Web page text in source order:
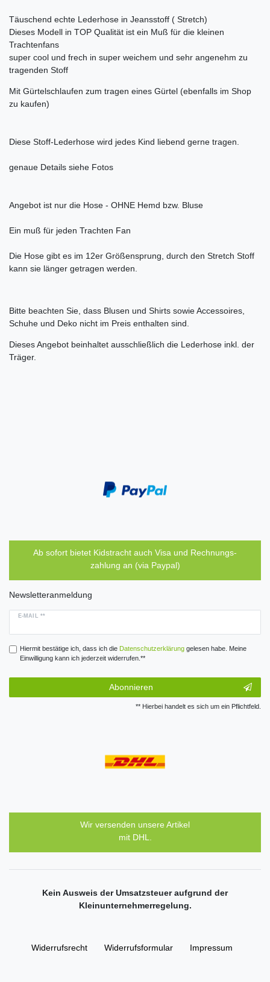
Täuschend echte Lederhose in Jeansstoff ( Stretch)
Dieses Modell in TOP Qualität ist ein Muß für die kleinen
Trachtenfans
super cool und frech in super weichem und sehr angenehm zu
tragenden Stoff
Mit Gürtelschlaufen zum tragen eines Gürtel (ebenfalls im Shop
zu kaufen)
Diese Stoff-Lederhose wird jedes Kind liebend gerne tragen.
genaue Details siehe Fotos
Angebot ist nur die Hose - OHNE Hemd bzw. Bluse
Ein muß für jeden Trachten Fan
Die Hose gibt es im 12er Größensprung, durch den Stretch Stoff
kann sie länger getragen werden.
Bitte beachten Sie, dass Blusen und Shirts sowie Accessoires,
Schuhe und Deko nicht im Preis enthalten sind.
Dieses Angebot beinhaltet ausschließlich die Lederhose inkl. der
Träger.
Ab sofort bietet Kidstracht auch Visa und Rechnungs-
zahlung an (via Paypal)
Newsletteranmeldung
E-MAIL **
Hiermit bestätige ich, dass ich die Daten­schutz­erklärunggelesen habe. Meine
Einwilligung kann ich jederzeit widerrufen.**
Abonnieren
** Hierbei handelt es sich um ein Pflichtfeld.
Wir versenden unsere Artikel
mit DHL.
Kein Ausweis der Umsatzsteuer aufgrund der
Kleinunternehmerregelung.
Widerrufs­recht Widerrufs­formular Impressum